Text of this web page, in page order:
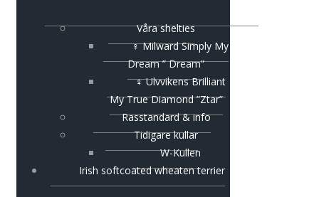
Våra shelties
♀ Milward Simply My
Dream ” Dream”
♀ Ulvvikens Brilliant
My True Diamond ”Ztar”
Rasstandard & info
Tidigare kullar
W-Kullen
Irish softcoated wheaten terrier